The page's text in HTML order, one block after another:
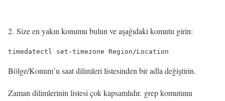
2. Size en yakın konumu bulun ve aşağıdaki komutu girin:
timedatectl set-timezone Region/Location
Bölge/Konum’u saat dilimleri listesinden bir adla değiştirin.
Zaman dilimlerinin listesi çok kapsamlıdır. grep komutunu